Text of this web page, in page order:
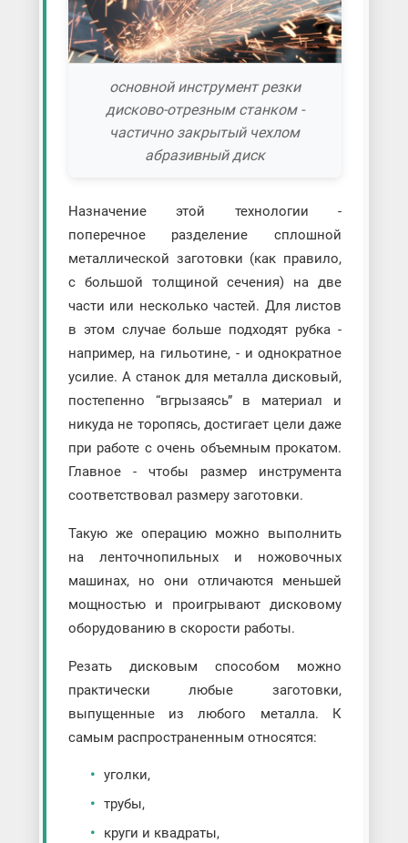
основной инструмент резки
дисково-отрезным станком -
частично закрытый чехлом
абразивный диск
Назначение этой технологии -
поперечное разделение сплошной
металлической заготовки (как правило,
с большой толщиной сечения) на две
части или несколько частей. Для листов
в этом случае больше подходят рубка -
например, на гильотине, - и однократное
усилие. А станок для металла дисковый,
постепенно “вгрызаясь” в материал и
никуда не торопясь, достигает цели даже
при работе с очень объемным прокатом.
Главное - чтобы размер инструмента
соответствовал размеру заготовки.
Такую же операцию можно выполнить
на ленточнопильных и ножовочных
машинах, но они отличаются меньшей
мощностью и проигрывают дисковому
оборудованию в скорости работы.
Резать дисковым способом можно
практически любые заготовки,
выпущенные из любого металла. К
самым распространенным относятся:
уголки,
трубы,
круги и квадраты,